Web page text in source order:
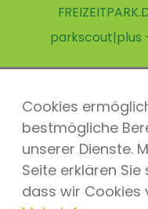
Cookies
bestmögliche
unserer Dienste.
Seite erklären
dass wir Cookies
parkscout|plus